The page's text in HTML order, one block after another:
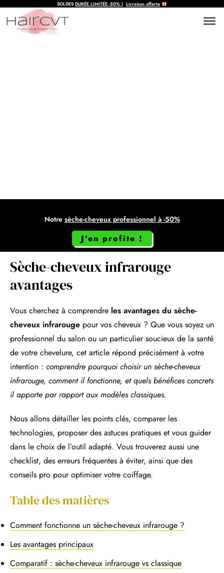
SOLDESDURÉE LIMITÉE -50% |Livraison offerte
Notre sèche-cheveux professionnel à -50%
J'en profite !
Sèche-cheveux infrarouge
avantages
Vous cherchez à comprendre les avantages du sèche-
cheveux infrarouge pour vos cheveux ? Que vous soyez un
professionnel du salon ou un particulier soucieux de la santé
de votre chevelure, cet article répond précisément à votre
intention : comprendre pourquoi choisir un sèche-cheveux
infrarouge, comment il fonctionne, et quels bénéfices concrets
il apporte par rapport aux modèles classiques.
Nous allons détailler les points clés, comparer les
technologies, proposer des astuces pratiques et vous guider
dans le choix de l’outil adapté. Vous trouverez aussi une
checklist, des erreurs fréquentes à éviter, ainsi que des
conseils pro pour optimiser votre coiffage.
Table des matières
Comment fonctionne un sèche-cheveux infrarouge ?
Les avantages principaux
Comparatif : sèche-cheveux infrarouge vs classique